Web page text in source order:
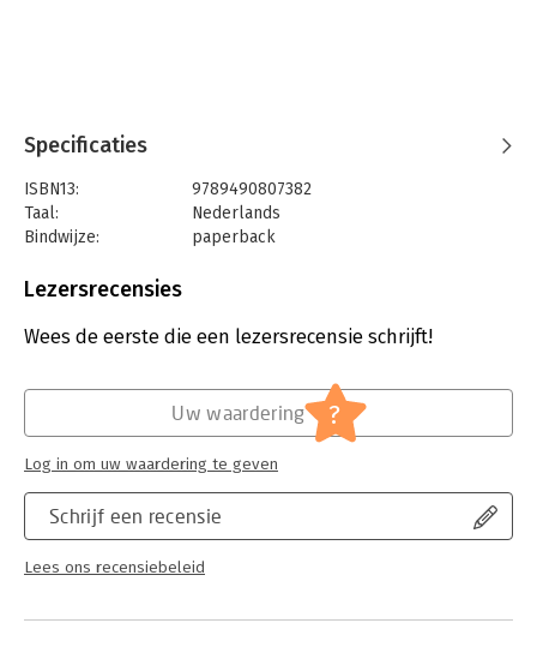
Specificaties
ISBN13:
9789490807382
Taal:
Nederlands
Bindwijze:
paperback
Uitgever:
Verschijningsdatum:
30-10-2020
Lezersrecensies
Wees de eerste die een lezersrecensie schrijft!
Schrijf een recensie
Lees ons recensiebeleid
Uw waardering ?
Log in om uw waardering te geven